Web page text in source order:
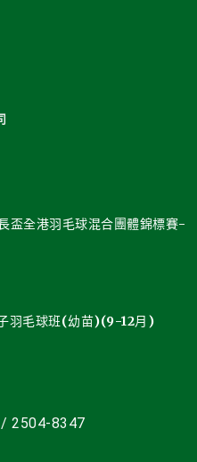
盃全港羽毛球混合團體錦標賽-
羽毛球班(幼苗)(9-12月)
2504-8347